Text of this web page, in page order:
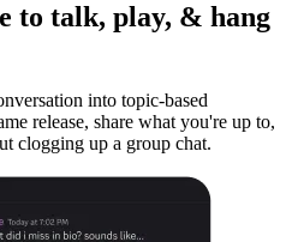
to talk, play, & hang
into topic-based
release, share what you're up to,
clogging up a group chat.